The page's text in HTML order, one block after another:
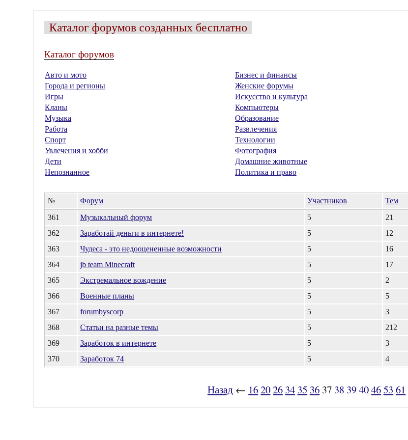
Каталог форумов созданных бесплатно
Каталог форумов
Авто и мото Бизнес и финансы
Города и регионы
Женские форумы
Игры
Искусство и культура
Кланы
Компьютеры
Музыка
Образование
Работа
Развлечения
Спорт
Технологии
Увлечения и хобби
Фотография
Дети
Домашние животные
Непознанное
Политика и право
№ Форум Участников Тем
361
Музыкальный форум 5 21
362
Заработай деньги в интернете! 5 12
363
Чудеса - это недооцененные возможности 5 16
364
jb team Minecraft 5 17
365
Экстремальное вождение 5 2
366
Военные планы 5 5
367
forumbyscorp 5 3
368
Статьи на разные темы 5 212
369
Заработок в интернете 5 3
370
Заработок 74 5 4
Назад ← 162026 34 35 36 37 38 39404653 61